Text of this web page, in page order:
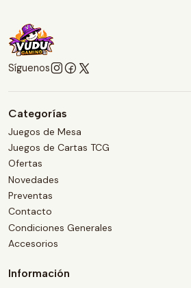
Síguenos
Categorías
Juegos de Mesa
Juegos de Cartas TCG
Ofertas
Novedades
Preventas
Contacto
Condiciones Generales
Accesorios
Información